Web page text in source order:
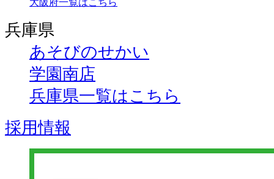
大阪府一覧はこちら
兵庫県
あそびのせかい
学園南店
兵庫県一覧はこちら
採用情報